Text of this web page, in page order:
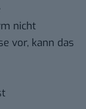
nicht
vor, kann das